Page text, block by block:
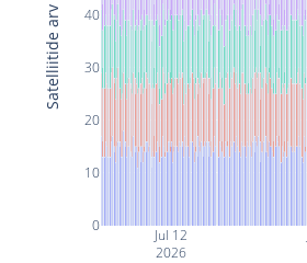
Jul 12
2026
0
10
20
30
40
Satelliitide arv